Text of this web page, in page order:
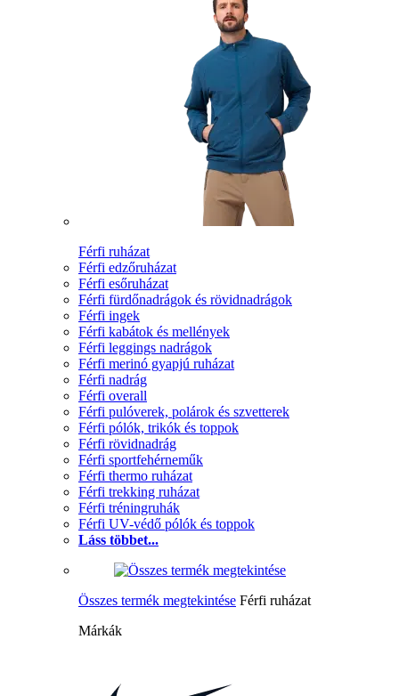
Férfi ruházat
Férfi edzőruházat
Férfi esőruházat
Férfi fürdőnadrágok és rövidnadrágok
Férfi ingek
Férfi kabátok és mellények
Férfi leggings nadrágok
Férfi merinó gyapjú ruházat
Férfi nadrág
Férfi overall
Férfi pulóverek, polárok és szvetterek
Férfi pólók, trikók és toppok
Férfi rövidnadrág
Férfi sportfehérneműk
Férfi thermo ruházat
Férfi trekking ruházat
Férfi tréningruhák
Férfi UV-védő pólók és toppok
Láss többet...
Összes termék megtekintése Férfi ruházat
Márkák